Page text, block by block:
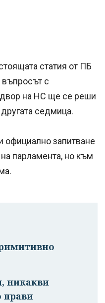
статия от ПБ
с
на НС ще се реши
седмица.
официално запитване
парламента, но към
никакви
прави